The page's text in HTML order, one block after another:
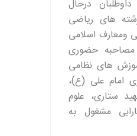
درحال
های ریاضی
ومعارف اسلامی
حضوری
های نظامی
امام علی (ع)،
ستاری، علوم
مشغول به